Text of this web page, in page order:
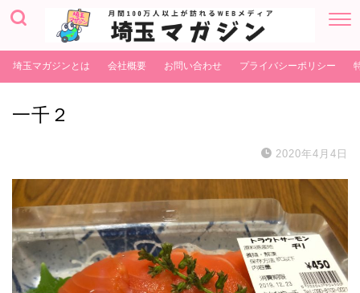
埼玉マガジンとは 会社概要 お問い合わせ プライバシーポリシー
一千２
2020年4月4日